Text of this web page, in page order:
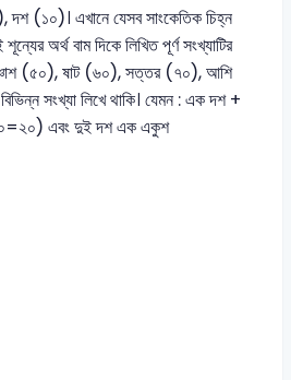
(১০)। এখানে যেসব সাংকেতিক চিহ্ন
অর্থ বাম দিকে লিখিত পূর্ণ সংখ্যাটির
(৫০), ষাট (৬০), সত্তর (৭০), আশি
সংখ্যা লিখে থাকি। যেমন : এক দশ +
এবং দুই দশ এক একুশ